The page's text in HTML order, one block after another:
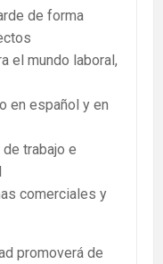
de forma
el mundo laboral,
en español y en
trabajo e
comerciales y
promoverá de